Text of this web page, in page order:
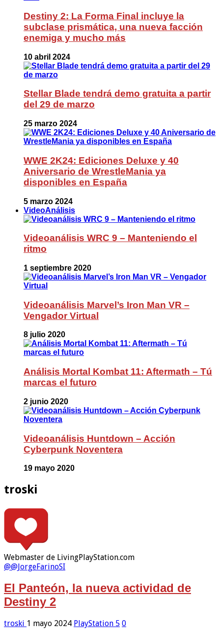
Destiny 2: La Forma Final incluye la
subclase prismática, una nueva facción
enemiga y mucho más
10 abril 2024
Stellar Blade tendrá demo gratuita a partir
del 29 de marzo
25 marzo 2024
WWE 2K24: Ediciones Deluxe y 40
Aniversario de WrestleMania ya
disponibles en España
5 marzo 2024
VideoAnálisis
Videoanálisis WRC 9 – Manteniendo el
ritmo
1 septiembre 2020
Videoanálisis Marvel’s Iron Man VR –
Vengador Virtual
8 julio 2020
Análisis Mortal Kombat 11: Aftermath – Tú
marcas el futuro
2 junio 2020
Videoanálisis Huntdown – Acción
Cyberpunk Noventera
19 mayo 2020
troski
Webmaster de LivingPlayStation.com
@@JorgeFarinoSI
El Panteón, la nueva actividad de
Destiny 2
troski 1 mayo 2024 PlayStation 5 0